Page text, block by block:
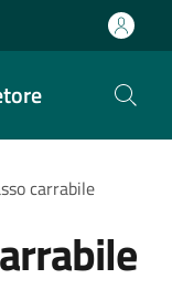
carrabile